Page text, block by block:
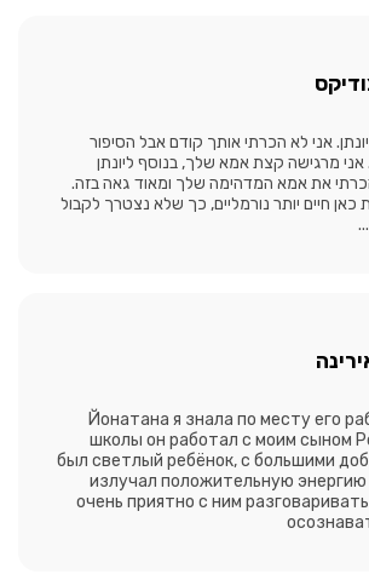
יונתן. אני לא הכרתי אותך קודם אבל הסיפור
מרגישה קצת אמא שלך, בנוסף ליונתן
את אמא המדהימה שלך ומאוד גאה בזה.
כאן חיים יותר נורמליים, כך שלא נצטרך לקבול
Йонатана я знала по месту его
школы он работал с моим сыном
был светлый ребёнок, с большими
излучал положительную энергию
очень приятно с ним